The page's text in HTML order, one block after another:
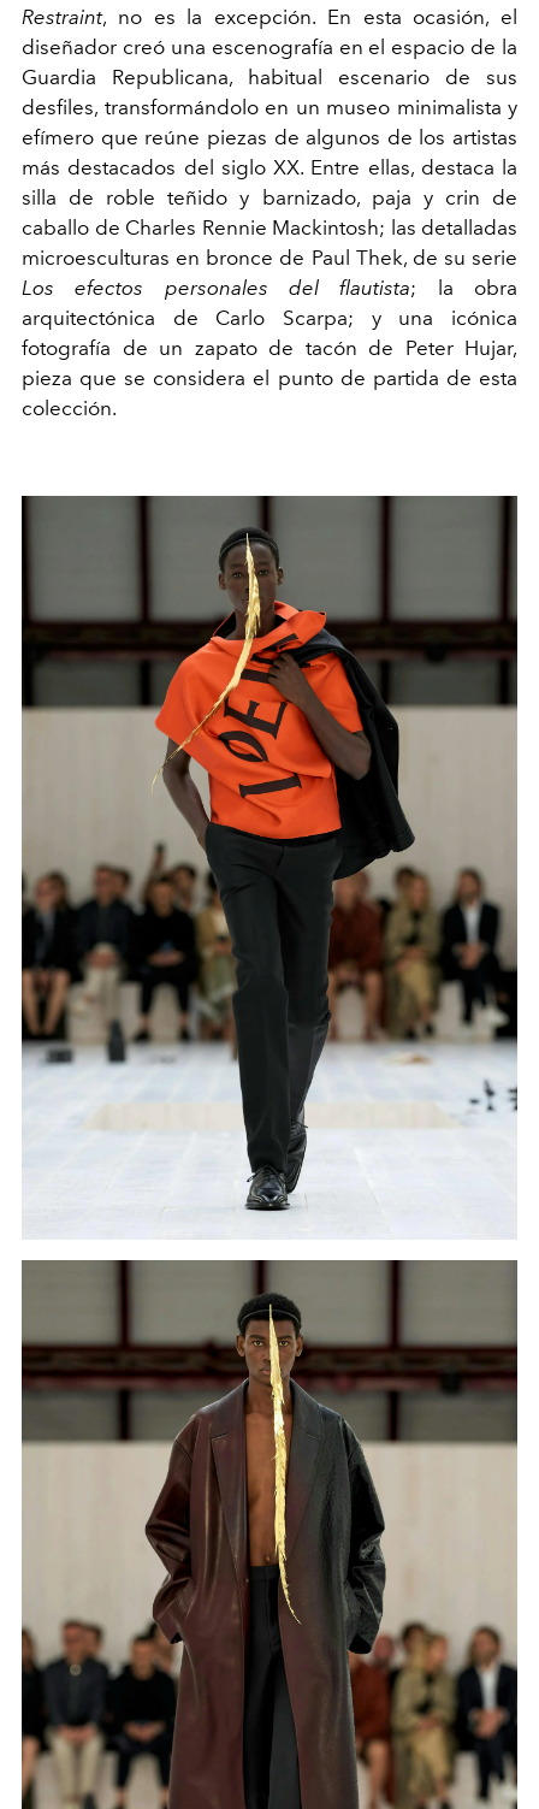
Restraint, no es la excepción. En esta ocasión, el
diseñador creó una escenografía en el espacio de la
Guardia Republicana, habitual escenario de sus
desfiles, transformándolo en un museo minimalista y
efímero que reúne piezas de algunos de los artistas
más destacados del siglo XX. Entre ellas, destaca la
silla de roble teñido y barnizado, paja y crin de
caballo de Charles Rennie Mackintosh; las detalladas
microesculturas en bronce de Paul Thek, de su serie
Los efectos personales del flautista; la obra
arquitectónica de Carlo Scarpa; y una icónica
fotografía de un zapato de tacón de Peter Hujar,
pieza que se considera el punto de partida de esta
colección.